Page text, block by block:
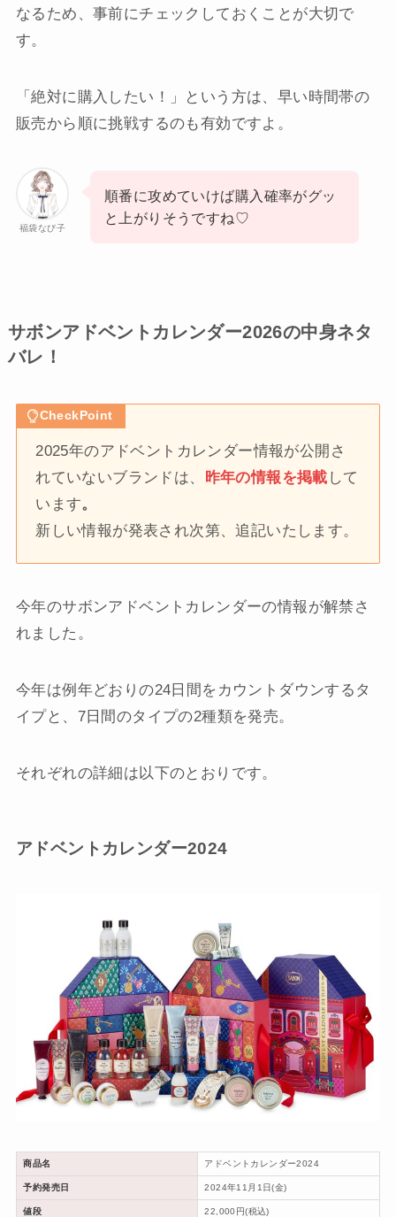
なるため、事前にチェックしておくことが大切で
す。
「絶対に購入したい！」という方は、早い時間帯の
販売から順に挑戦するのも有効ですよ。
福袋なび子
順番に攻めていけば購入確率がグッ
と上がりそうですね♡
サボンアドベントカレンダー2026の中身ネタ
バレ！
CheckPoint
2025年のアドベントカレンダー情報が公開さ
れていないブランドは、 昨年の情報を掲載 して
います。
新しい情報が発表され次第、追記いたします。
今年のサボンアドベントカレンダーの情報が解禁さ
れました。
今年は例年どおりの24日間をカウントダウンするタ
イプと、7日間のタイプの2種類を発売。
それぞれの詳細は以下のとおりです。
アドベントカレンダー2024
商品名 アドベントカレンダー2024
予約発売日 2024年11月1日(金)
値段 22,000円(税込)